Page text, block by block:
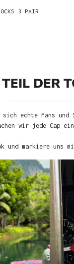
3 PAIR
DER
echte Fans
wir jede Cap
und markiere